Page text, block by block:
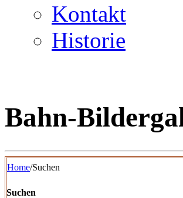
Kontakt
Historie
Bahn-
Home/Suchen
Suchen